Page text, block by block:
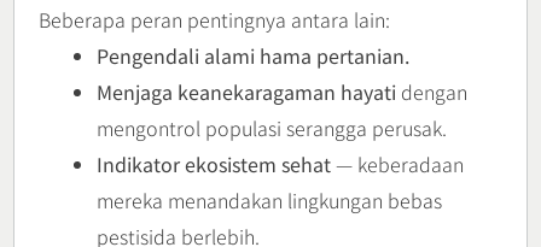
Beberapa peran pentingnya antara lain:
Pengendali alami hama pertanian.
Menjaga keanekaragaman hayati dengan
mengontrol populasi serangga perusak.
Indikator ekosistem sehat— keberadaan
mereka menandakan lingkungan bebas
pestisida berlebih.